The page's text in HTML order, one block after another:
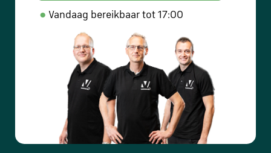
● Vandaag bereikbaar tot 17:00